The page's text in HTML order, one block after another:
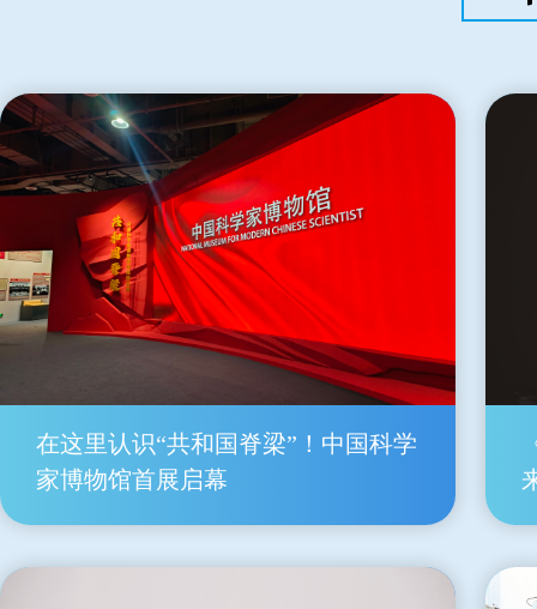
在这里认识“共和国脊梁”！中国科学
家博物馆首展启幕